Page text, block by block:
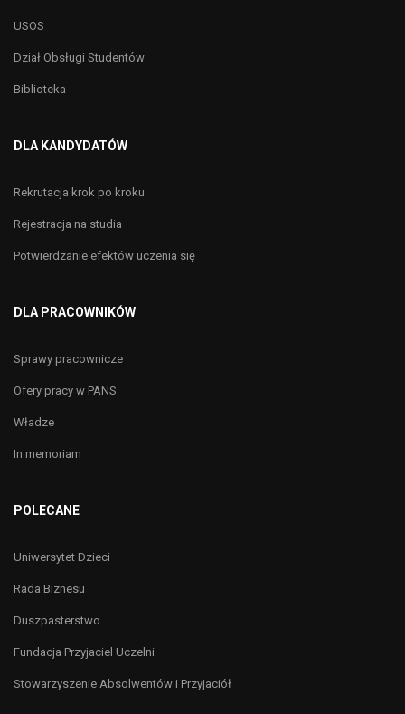
USOS
Dział Obsługi Studentów
Biblioteka
DLA KANDYDATÓW
Rekrutacja krok po kroku
Rejestracja na studia
Potwierdzanie efektów uczenia się
DLA PRACOWNIKÓW
Sprawy pracownicze
Ofery pracy w PANS
Władze
In memoriam
POLECANE
Uniwersytet Dzieci
Rada Biznesu
Duszpasterstwo
Fundacja Przyjaciel Uczelni
Stowarzyszenie Absolwentów i Przyjaciół